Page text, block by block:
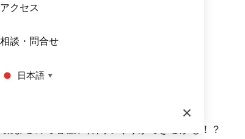
アクセス
相談・問合せ
日本語 ▼
×
⑤ ９月１５日開催
とを目的に実施するトークイベントです。
アルに話を聞くことができます。
まるので心強い仲間づくりができるかも！？